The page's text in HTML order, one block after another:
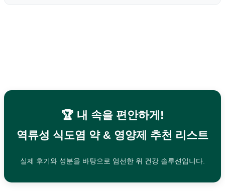
🏆 내 속을 편안하게!
역류성 식도염 약 & 영양제 추천 리스트
실제 후기와 성분을 바탕으로 엄선한 위 건강 솔루션입니다.